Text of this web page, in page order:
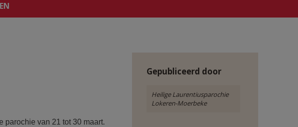
parochie van 21 tot 30 maart.
Gepubliceerd door
Heilige Laurentiusparochie
Lokeren-Moerbeke